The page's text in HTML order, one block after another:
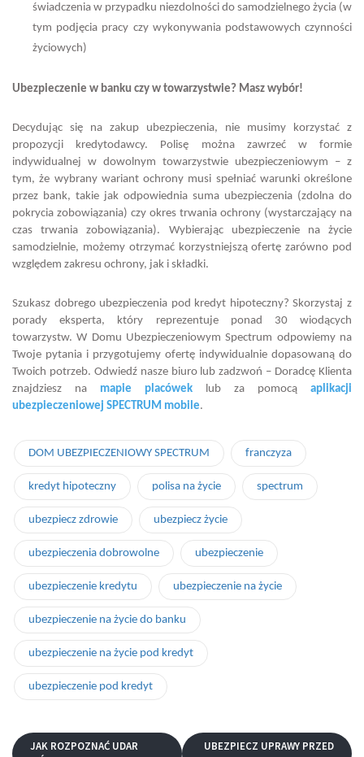
świadczenia w przypadku niezdolności do samodzielnego życia (w
tym podjęcia pracy czy wykonywania podstawowych czynności
życiowych)
Ubezpieczenie w banku czy w towarzystwie? Masz wybór!
Decydując się na zakup ubezpieczenia, nie musimy korzystać z
propozycji kredytodawcy. Polisę można zawrzeć w formie
indywidualnej w dowolnym towarzystwie ubezpieczeniowym – z
tym, że wybrany wariant ochrony musi spełniać warunki określone
przez bank, takie jak odpowiednia suma ubezpieczenia (zdolna do
pokrycia zobowiązania) czy okres trwania ochrony (wystarczający na
czas trwania zobowiązania). Wybierając ubezpieczenie na życie
samodzielnie, możemy otrzymać korzystniejszą ofertę zarówno pod
względem zakresu ochrony, jak i składki.
Szukasz dobrego ubezpieczenia pod kredyt hipoteczny? Skorzystaj z
porady eksperta, który reprezentuje ponad 30 wiodących
towarzystw. W Domu Ubezpieczeniowym Spectrum odpowiemy na
Twoje pytania i przygotujemy ofertę indywidualnie dopasowaną do
Twoich potrzeb. Odwiedź nasze biuro lub zadzwoń – Doradcę Klienta
znajdziesz na mapie placówek lub za pomocą aplikacji
ubezpieczeniowej SPECTRUM mobile.
DOM UBEZPIECZENIOWY SPECTRUM franczyza
kredyt hipoteczny polisa na życie spectrum
ubezpiecz zdrowie ubezpiecz życie
ubezpieczenia dobrowolne ubezpieczenie
ubezpieczenie kredytu ubezpieczenie na życie
ubezpieczenie na życie do banku
ubezpieczenie na życie pod kredyt
ubezpieczenie pod kredyt
JAK ROZPOZNAĆ UDAR
UBEZPIECZ UPRAWY PRZED